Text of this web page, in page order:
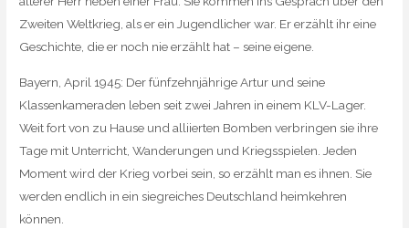
Zweiten Weltkrieg, als er ein Jugendlicher war. Er erzählt ihr eine
Geschichte, die er noch nie erzählt hat – seine eigene.
Bayern, April 1945: Der fünfzehnjährige Artur und seine
Klassenkameraden leben seit zwei Jahren in einem KLV-Lager.
Weit fort von zu Hause und alliierten Bomben verbringen sie ihre
Tage mit Unterricht, Wanderungen und Kriegsspielen. Jeden
Moment wird der Krieg vorbei sein, so erzählt man es ihnen. Sie
werden endlich in ein siegreiches Deutschland heimkehren
können.